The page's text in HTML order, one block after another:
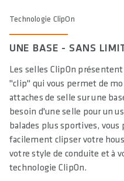
Technologie ClipOn
UNE BASE - SANS
Les selles ClipOn
"clip" qui vous permet de
attaches de selle sur une
besoin d'une selle pour un
balades plus sportives,
facilement clipser votre
votre style de conduite et à
technologie ClipOn.